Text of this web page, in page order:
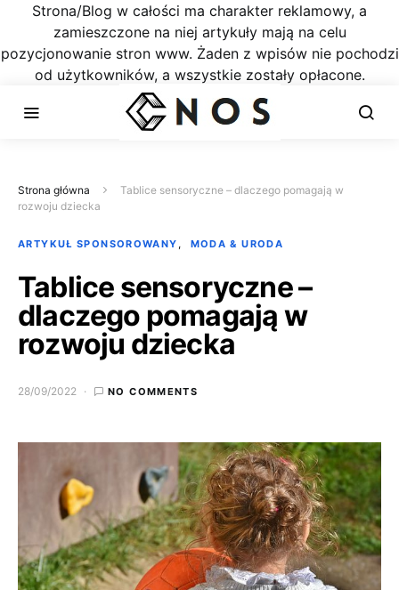
Strona/Blog w całości ma charakter reklamowy, a
zamieszczone na niej artykuły mają na celu
pozycjonowanie stron www. Żaden z wpisów nie pochodzi
od użytkowników, a wszystkie zostały opłacone.
Strona główna
Tablice sensoryczne – dlaczego pomagają w
rozwoju dziecka
ARTYKUŁ SPONSOROWANY MODA & URODA
Tablice sensoryczne –
dlaczego pomagają w
rozwoju dziecka
28/09/2022 NO COMMENTS